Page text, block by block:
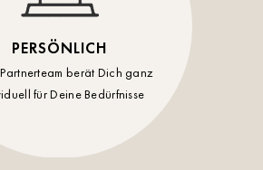
PERSÖNLICH
berät Dich ganz
für Deine Bedürfnisse